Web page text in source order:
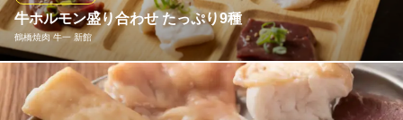
焼肉ホルモン かど家 鶴橋店
精肉店直営の焼肉食堂
大阪メトロ千日前線鶴橋駅 徒歩1分
大阪府大阪市天王寺区下味原町1-20
牛ホルモン盛り合わせ たっぷり9種
鶴橋焼肉 牛一 新館
プップギ・マメ・チレ（珍しい）・ハツ・タンツラ・焼レバー・
大腸・赤セン・ホルモンの9種類を1プレートにした盛り合わせ